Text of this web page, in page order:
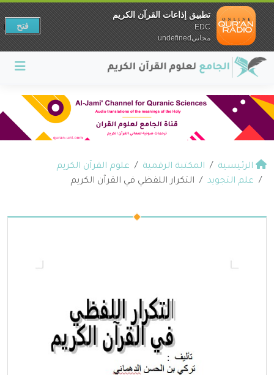
الرئيسية المكتبة الرقمية
علوم القرآن الكريم
علم التجويد
التكرار اللفظي في القرآن الكريم
تطبيق إذاعات القرآن الكريم
EDC
مجانيundefined
فتح